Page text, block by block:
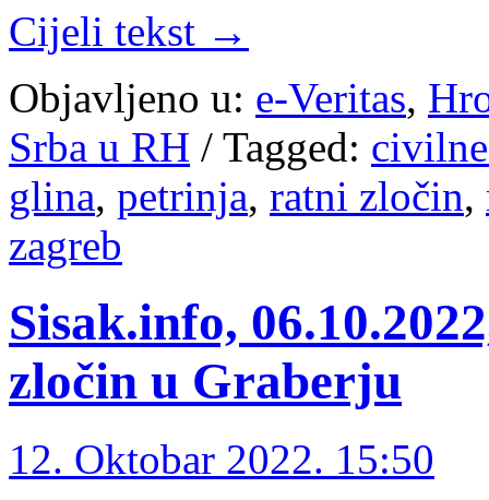
Cijeli tekst →
Objavljeno u: e-Veritas,
Srba u RH / Tagged:
glina, petrinja, ratni zločin,
zagreb
Sisak.info,
zločin u Graberju
12. Oktobar 2022. 15:50